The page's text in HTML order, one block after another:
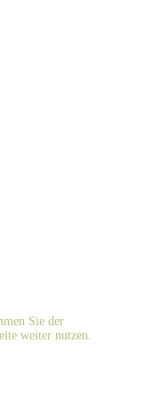
Sie der
weiter nutzen.